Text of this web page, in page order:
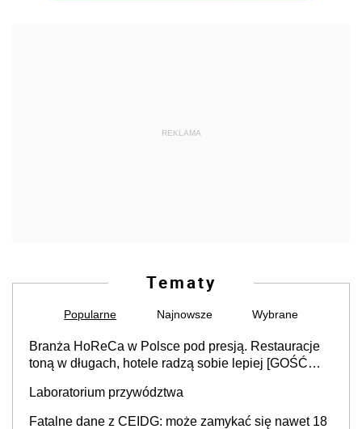
REKLAMA
Tematy
Popularne Najnowsze Wybrane
Branża HoReCa w Polsce pod presją. Restauracje
toną w długach, hotele radzą sobie lepiej [GOŚĆ
Laboratorium przywództwa
Fatalne dane z CEIDG: może zamykać się nawet 18